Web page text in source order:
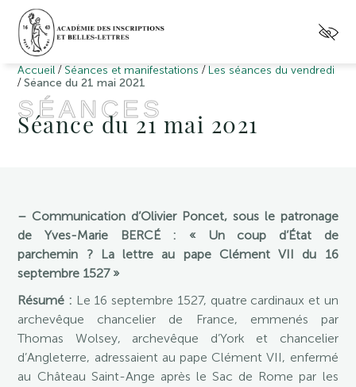
Accueil / Séances et manifestations / Les séances du vendredi
/Séance du 21 mai 2021
SÉANCES
Séance du 21 mai 2021
– Communication d’Olivier Poncet, sous le patronage
de Yves-Marie BERCÉ : « Un coup d’État de
parchemin ? La lettre au pape Clément VII du 16
septembre 1527 »
Résumé : Le 16 septembre 1527, quatre cardinaux et un
archevêque chancelier de France, emmenés par
Thomas Wolsey, archevêque d’York et chancelier
d’Angleterre, adressaient au pape Clément VII, enfermé
au Château Saint-Ange après le Sac de Rome par les